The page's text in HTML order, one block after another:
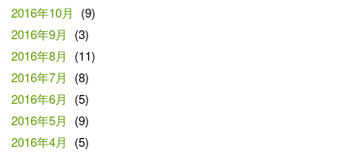
2016年10月
(9)
2016年9月
(3)
2016年8月
(11)
2016年7月
(8)
2016年6月
(5)
2016年5月
(9)
2016年4月
(5)